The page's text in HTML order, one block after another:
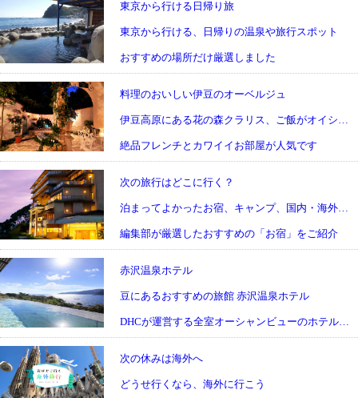
東京から行ける日帰り旅
東京から行ける、日帰りの温泉や旅行スポット
おすすめの場所だけ厳選しました
料理のおいしい伊豆のオーベルジュ
伊豆高原にある花の森クラリス、ご飯がオイシクおしゃれな宿
絶品フレンチとカワイイお部屋が人気です
次の旅行はどこに行く？
泊まってよかったお宿、キャンプ、国内・海外旅行など
編集部が厳選したおすすめの「お宿」をご紹介
赤沢温泉ホテル
豆にあるおすすめの旅館 赤沢温泉ホテル
DHCが運営する全室オーシャンビューのホテルです
次の休みは海外へ
どうせ行くなら、海外に行こう